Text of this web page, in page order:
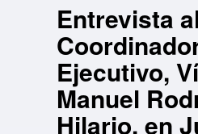
Entrevista
Ejecutivo,
Manuel
Hilario, en